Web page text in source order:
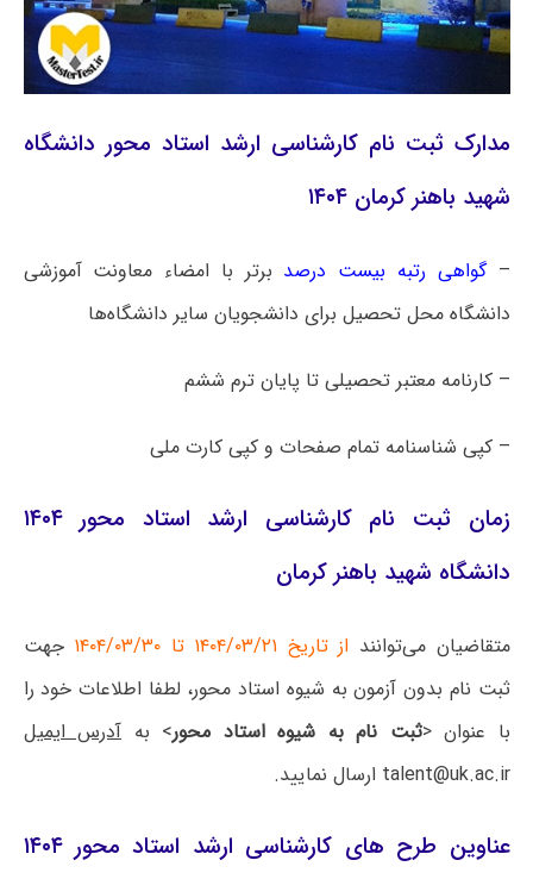
مدارک ثبت نام کارشناسی ارشد استاد محور دانشگاه
شهید باهنر کرمان ۱۴۰۴
–گواهی رتبه بیست درصد برتر با امضاء معاونت آموزشی
دانشگاه محل تحصیل برای دانشجویان سایر دانشگاه‌ها
– کارنامه معتبر تحصیلی تا پایان ترم ششم
– کپی شناسنامه تمام صفحات و کپی کارت ملی
زمان ثبت نام کارشناسی ارشد استاد محور ۱۴۰۴
دانشگاه شهید باهنر کرمان
متقاضیان می‌توانند از تاریخ ۱۴۰۴/۰۳/۲۱ تا ۱۴۰۴/۰۳/۳۰
جهت
ثبت نام بدون آزمون به شیوه استاد محور، لطفا اطلاعات خود را
با عنوان <ثبت نام به شیوه استاد محور> به آدرس ایمیل
talent@uk.ac.ir ارسال نمایید.
عناوین طرح های کارشناسی ارشد استاد محور ۱۴۰۴